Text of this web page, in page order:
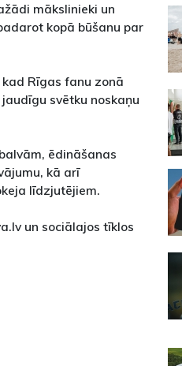
mākslinieki un
kopā būšanu par
Rīgas fanu zonā
svētku noskaņu
ēdināšanas
kā arī
līdzjutējiem.
un sociālajos tīklos